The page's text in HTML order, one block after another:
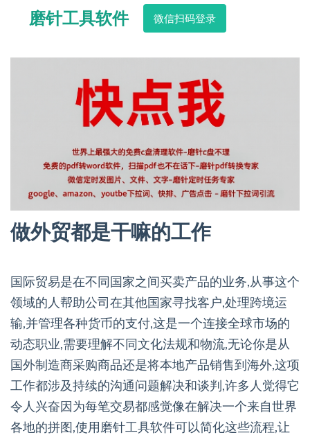
磨针工具软件 微信扫码登录
做外贸都是干嘛的工作
国际贸易是在不同国家之间买卖产品的业务,从事这个
领域的人帮助公司在其他国家寻找客户,处理跨境运
输,并管理各种货币的支付,这是一个连接全球市场的
动态职业,需要理解不同文化法规和物流,无论你是从
国外制造商采购商品还是将本地产品销售到海外,这项
工作都涉及持续的沟通问题解决和谈判,许多人觉得它
令人兴奋因为每笔交易都感觉像在解决一个来自世界
各地的拼图,使用磨针工具软件可以简化这些流程,让